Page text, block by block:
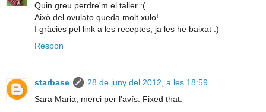
Quin greu perdre'm el taller :(
Això del ovulato queda molt xulo!
I gràcies pel link a les receptes, ja les he baixat :)
Respon
starbase
28 de juny del 2012, a les 18:59
Sara Maria, merci per l'avís. Fixed that.